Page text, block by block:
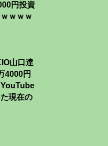
円投資
ｗｗｗ
山口達
4000円
現在の